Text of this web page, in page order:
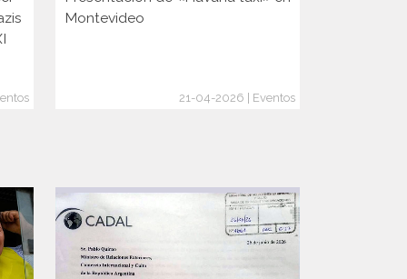
Montevideo
21-04-2026 | Eventos